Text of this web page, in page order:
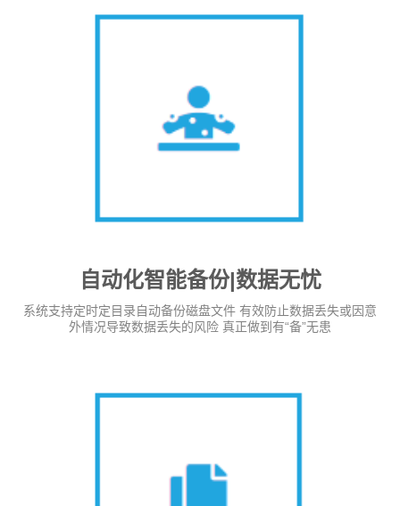
自动化智能备份|数据无忧
系统支持定时定目录自动备份磁盘文件 有效防止数据丢失或因意
外情况导致数据丢失的风险 真正做到有“备”无患